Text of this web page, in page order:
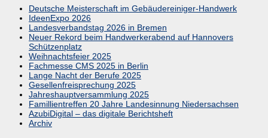
Deutsche Meisterschaft im Gebäudereiniger-Handwerk
IdeenExpo 2026
Landesverbandstag 2026 in Bremen
Neuer Rekord beim Handwerkerabend auf Hannovers
Schützenplatz
Weihnachtsfeier 2025
Fachmesse CMS 2025 in Berlin
Lange Nacht der Berufe 2025
Gesellenfreisprechung 2025
Jahreshauptversammlung 2025
Famillientreffen 20 Jahre Landesinnung Niedersachsen
AzubiDigital – das digitale Berichtsheft
Archiv